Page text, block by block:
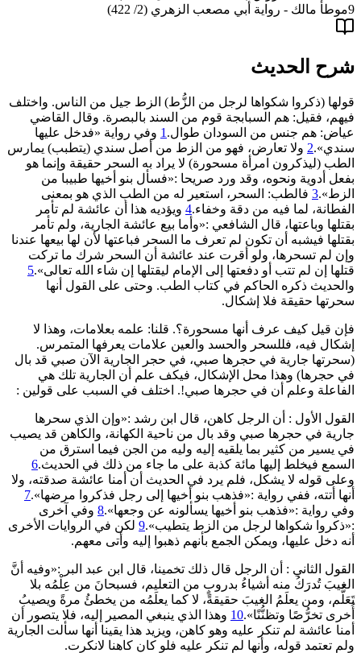
9موطأ مالك - رواية أبي مصعب الزهري (2/ 422)
شرح الحديث
قولها (ذكروا شكواها لرجل من الزُّط) الزط جيل من الناس. واختلف
فيهم، فقيل: ‌هم ‌السبابجة ‌قوم ‌من ‌السند بالبصرة. وقال القاضي
عياض: هم جنس من السودان طوال. 1 وفي رواية «فدخل عليها
سندي».2 ولا تعارض، فهو من الزط من أصل سندي (يتطبب) يمارس
الطب (ليذكرون امرأة مسحورة) لا يراد به السحر حقيقة وإنما هو
بفعل أدوية ونحوه، وقد ورد صريحا :«‌فسأل ‌بنو ‌أخيها ‌طبيبا من
الزط».3 فالطب: ‌السحر، استعير له من الطب الذي هو بمعنى
الفطانة، لما فيه من دقة وخفاء.4 ويؤديه هذا أن عائشة لم تأمر
بقتلها وباعتها، قال الشافعي :«وأما بيع عائشة الجارية، ولم تأمر
بقتلها فيشبه أن ‌تكون ‌لم ‌تعرف ‌ما ‌السحر ‌فباعتها لأن لها بيعها عندنا
وإن لم تسحرها، ولو أقرت عند عائشة أن السحر شرك ما تركت
قتلها إن لم تتب أو دفعتها إلى الإمام ليقتلها إن شاء الله تعالى».5
والحديث ذكره الحاكم في كتاب الطب. وحتى على القول أنها
سحرتها حقيقة فلا إشكال.
فإن قيل كيف عرف أنها مسحورة؟. قلنا: علمه بعلامات، وهذا لا
إشكال فيه، فللسحر والحسد والعين علامات يعرفها المتمرس.
(سحرتها جارية في حجرها صبي، في حجر الجارية الآن صبي قد بال
في حجرها) وهذا محل الإشكال، فيكف علم أن الجارية تلك هي
الفاعلة وعلم أن في حجرها صبي!. اختلف في السبب على قولين :
القول الأول : أن الرجل كاهن، قال ابن رشد :«وإن الذي ‌سحرها
‌جارية ‌في ‌حجرها ‌صبي وقد بال من ناحية الكهانة، والكاهن قد يصيب
في يسير من كثير بما يلقيه إليه وليه من الجن فيما استرق من
السمع فيخلط إليها مائة كذبة على ما جاء من ذلك في الحديث.6
وعلى قوله لا يشكل، فلم يرد في الحديث أن أمنا عائشة صدقته، ولا
أنها أتته، ففي رواية :«فذهب بنو أخيها إلى رجل فذكروا مرضها».7
وفي رواية :«فذهب بنو أخيها يسألونه عن وجعها».8 وفي آخرى
:«ذكروا شكواها لرجل من الزط يتطيب».9 لكن في الروايات الأخرى
أنه دخل عليها، ويمكن الجمع بأنهم ذهبوا إليه وأتى معهم.
القول الثاني : أن الرجل قال ذلك تخمينا، قال ابن عبد البر :«وفيه أنَّ
الغيبَ تُدرَكُ منه أشياءُ بدروبٍ من التعليم، فسبحانَ من عِلْمُه بلا
تَعَلُّم، ومن يعلَمُ الغيبَ حقيقةً، لا كما يعلَمُه من يخطئُ مرةً ويصيبُ
أُخرى تخرُّصًا وتظنُّنًا».10 وهذا الذي ينبغي المصير إليه، فلا يتصور أن
أمنا عائشة لم تنكر عليه وهو كاهن، ويزيد هذا يقينا أنها سألت الجارية
ولم تعتمد قوله، وأنها لم تنكر عليه فلو كان كاهنا لانكرت.